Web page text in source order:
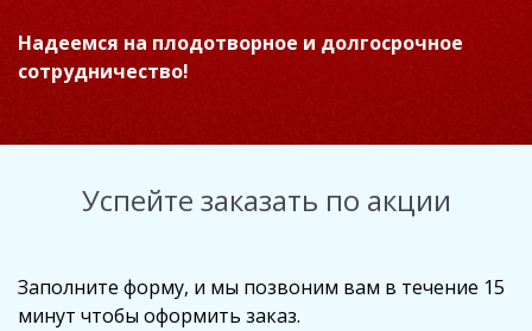
Надеемся на плодотворное и долгосрочное
сотрудничество!
Успейте заказать по акции
Заполните форму, и мы позвоним вам в течение 15
минут чтобы оформить заказ.